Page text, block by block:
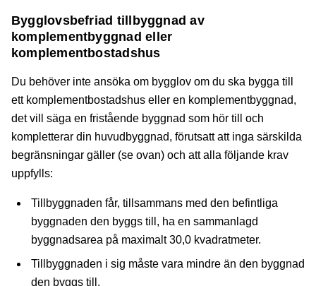
Bygglovsbefriad tillbyggnad av
komplementbyggnad eller
komplementbostadshus
Du behöver inte ansöka om bygglov om du ska bygga till
ett komplementbostadshus eller en komplementbyggnad,
det vill säga en fristående byggnad som hör till och
kompletterar din huvudbyggnad, förutsatt att inga särskilda
begränsningar gäller (se ovan) och att alla följande krav
uppfylls:
Tillbyggnaden får, tillsammans med den befintliga
byggnaden den byggs till, ha en sammanlagd
byggnadsarea på maximalt 30,0 kvadratmeter.
Tillbyggnaden i sig måste vara mindre än den byggnad
den byggs till.